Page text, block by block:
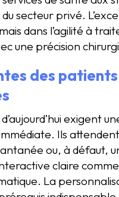
secteur privé.
dans l’agilité à
une précision
des patients
exigent
Ils
ou, à défaut,
claire
La